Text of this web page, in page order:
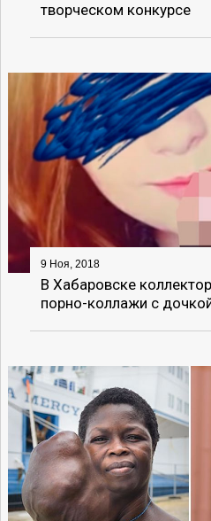
творческом конкурсе
9 Ноя, 2018
В Хабаровске
порно-коллажи с